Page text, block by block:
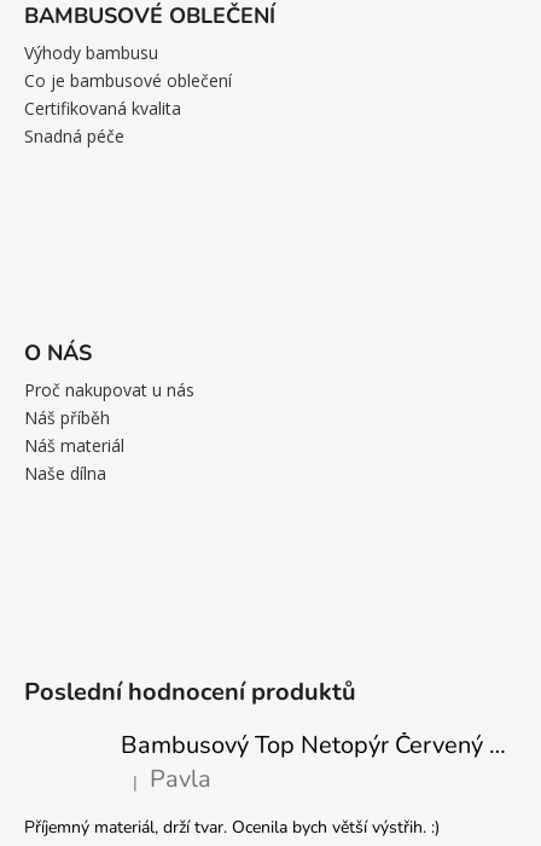
BAMBUSOVÉ OBLEČENÍ
Výhody bambusu
Co je bambusové oblečení
Certifikovaná kvalita
Snadná péče
O NÁS
Proč nakupovat u nás
Náš příběh
Náš materiál
Naše dílna
Poslední hodnocení produktů
Bambusový Top Netopýr Červený 3/4 Rukáv Volný Střih Dámský
Hodnocení produktu je 5 z 5 hvězdiček.
| Pavla
Příjemný materiál, drží tvar. Ocenila bych větší výstřih. :)